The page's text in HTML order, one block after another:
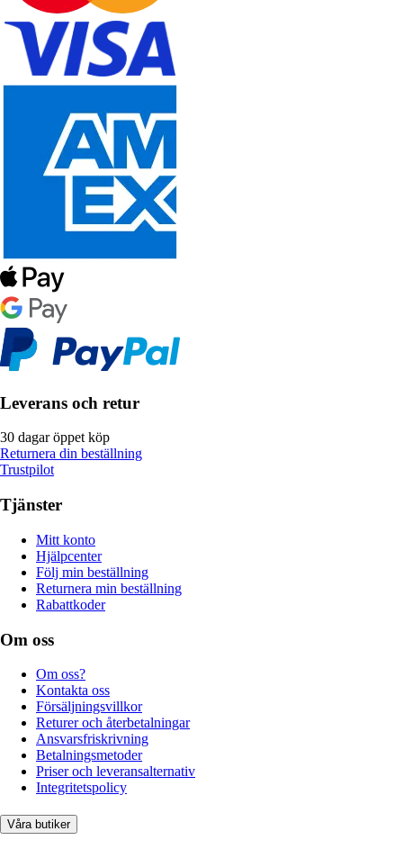
Leverans och retur
30 dagar öppet köp
Returnera din beställning
Trustpilot
Tjänster
Mitt konto
Hjälpcenter
Följ min beställning
Returnera min beställning
Rabattkoder
Om oss
Om oss?
Kontakta oss
Försäljningsvillkor
Returer och återbetalningar
Ansvarsfriskrivning
Betalningsmetoder
Priser och leveransalternativ
Integritetspolicy
Våra butiker